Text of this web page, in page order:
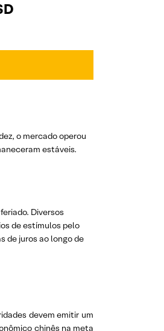
o mercado operou
estáveis.
Diversos
de estímulos pelo
de juros ao longo de
devem emitir um
chinês na meta